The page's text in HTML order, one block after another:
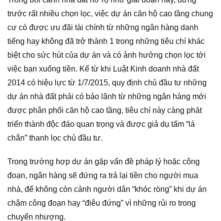
trước rất nhiều chọn lọc, việc dự án căn hộ cao tầng chung
cư có được ưu đãi tài chính từ những ngân hàng danh
tiếng hay không đã trở thành 1 trong những tiêu chí khác
biệt cho sức hút của dự án và có ảnh hưởng chọn lọc tới
việc bạn xuống tiền. Kể từ khi Luật Kinh doanh nhà đất
2014 có hiệu lực từ 1/7/2015, quy định chủ đầu tư những
dự án nhà đất phải có bảo lãnh từ những ngân hàng mới
được phân phối căn hộ cao tầng, tiêu chí này càng phát
triển thành độc đáo quan trọng và được giả dụ tấm “lá
chắn” thanh lọc chủ đầu tư.
Trong trường hợp dự án gặp vấn đề pháp lý hoặc công
đoạn, ngân hàng sẽ đứng ra trả lại tiền cho người mua
nhà, để không còn cảnh người dân “khóc ròng” khi dự án
chậm công đoạn hay “điêu đứng” vì những rủi ro trong
chuyển nhượng.